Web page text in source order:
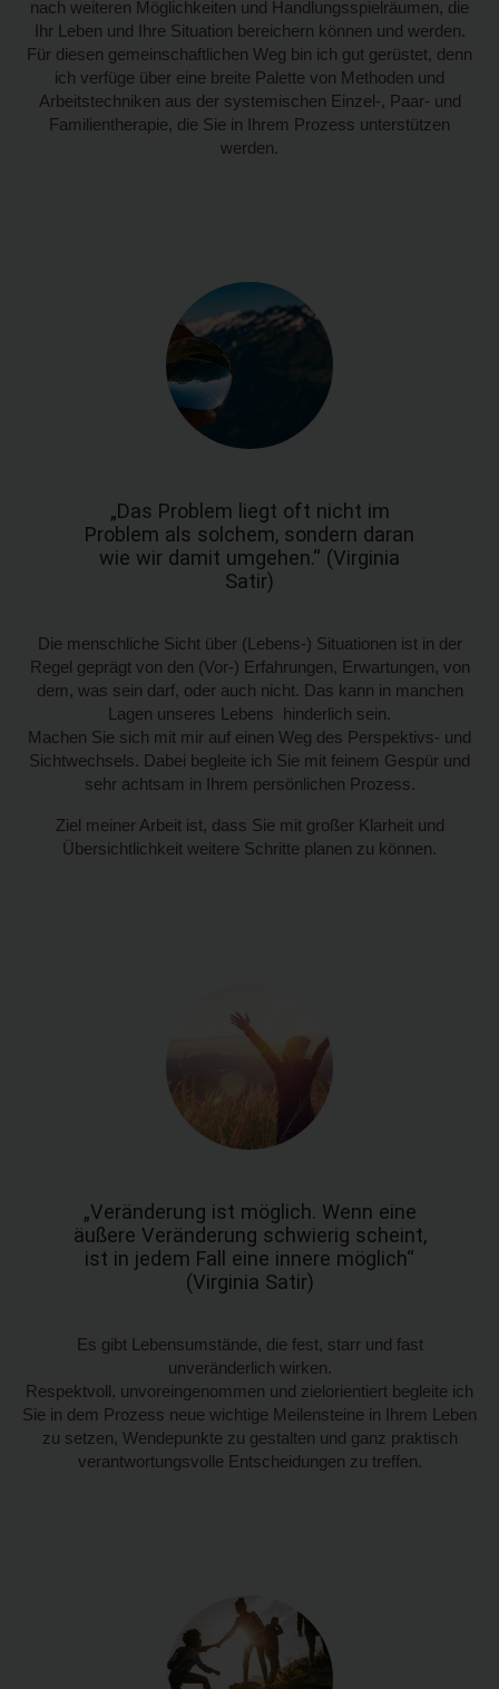
nach weiteren Möglichkeiten und Handlungsspielräumen, die
Ihr Leben und Ihre Situation bereichern können und werden.
Für diesen gemeinschaftlichen Weg bin ich gut gerüstet, denn
ich verfüge über eine breite Palette von Methoden und
Arbeitstechniken aus der systemischen Einzel-, Paar- und
Familientherapie, die Sie in Ihrem Prozess unterstützen
werden.
„Das Problem liegt oft nicht im
Problem als solchem, sondern daran
wie wir damit umgehen.“ (Virginia
Satir)
Die menschliche Sicht über (Lebens-) Situationen ist in der
Regel geprägt von den (Vor-) Erfahrungen, Erwartungen, von
dem, was sein darf, oder auch nicht. Das kann in manchen
Lagen unseres Lebens hinderlich sein.
Machen Sie sich mit mir auf einen Weg des Perspektivs- und
Sichtwechsels. Dabei begleite ich Sie mit feinem Gespür und
sehr achtsam in Ihrem persönlichen Prozess.
Ziel meiner Arbeit ist, dass Sie mit großer Klarheit und
Übersichtlichkeit weitere Schritte planen zu können.
„Veränderung ist möglich. Wenn eine
äußere Veränderung schwierig scheint,
ist in jedem Fall eine innere möglich“
(Virginia Satir)
Es gibt Lebensumstände, die fest, starr und fast
unveränderlich wirken.
Respektvoll, unvoreingenommen und zielorientiert begleite ich
Sie in dem Prozess neue wichtige Meilensteine in Ihrem Leben
zu setzen, Wendepunkte zu gestalten und ganz praktisch
verantwortungsvolle Entscheidungen zu treffen.